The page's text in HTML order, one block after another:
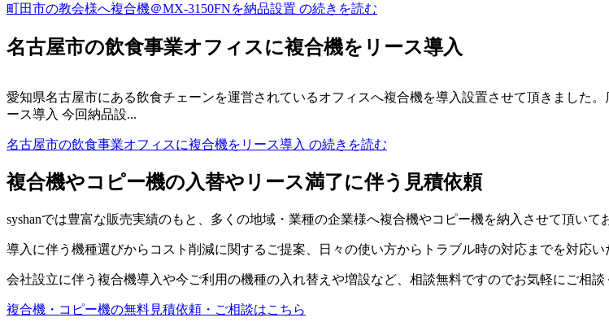
町田市の教会様へ複合機＠MX-3150FNを納品設置 の続きを読む
名古屋市の飲食事業オフィスに複合機をリース導入
愛知県名古屋市にある飲食チェーンを運営されているオフィスへ複合機を導入設置させて頂きました
ース導入 今回納品設...
名古屋市の飲食事業オフィスに複合機をリース導入 の続きを読む
複合機やコピー機の入替やリース満了に伴う見積依頼
syshanでは豊富な販売実績のもと、多くの地域・業種の企業様へ複合機やコピー機を納入させて頂いて
導入に伴う機種選びからコスト削減に関するご提案、日々の使い方からトラブル時の対応までを対応い
会社設立に伴う複合機導入や今ご利用の機種の入れ替えや増設など、相談無料ですのでお気軽にご相談
複合機・コピー機の無料見積依頼・ご相談はこちら